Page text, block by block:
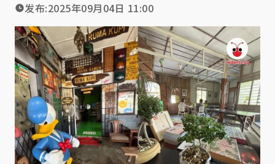
发布:2025年09月04日 11:00